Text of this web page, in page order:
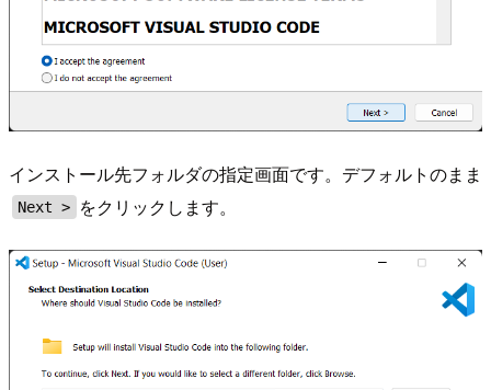
インストール先フォルダの指定画面です。デフォルトのまま
Next > をクリックします。